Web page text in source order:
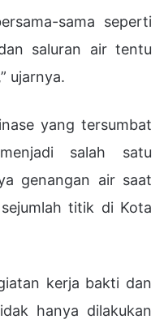
sama seperti
saluran air tentu
ujarnya.
yang tersumbat
salah satu
genangan air saat
titik di Kota
kerja bakti dan
hanya dilakukan